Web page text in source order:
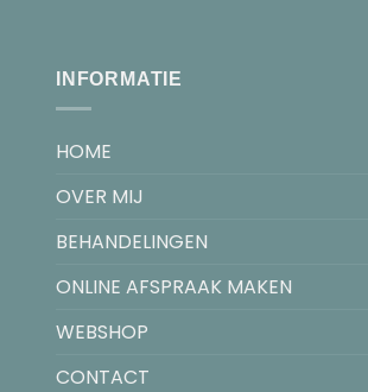
INFORMATIE
HOME
OVER MIJ
BEHANDELINGEN
ONLINE AFSPRAAK MAKEN
WEBSHOP
CONTACT